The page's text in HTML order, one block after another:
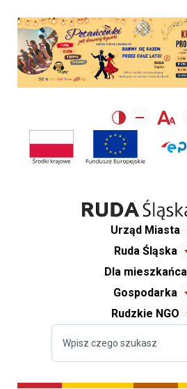
Urząd Miasta
Ruda Śląska
Dla mieszkańca
Gospodarka
Rudzkie NGO